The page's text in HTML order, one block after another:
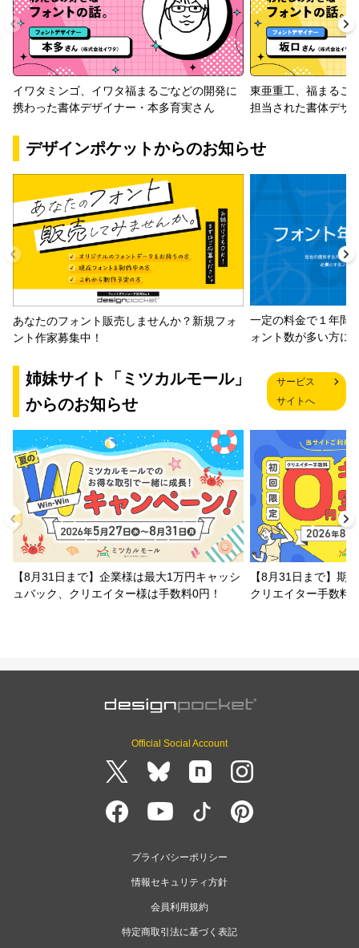
イワタミンゴ、イワタ福まるごなどの開発に
携わった書体デザイナー・本多育実さん
東亜重工、福まるご
担当された書体デザ
デザインポケットからのお知らせ
あなたのフォント販売しませんか？新規フォ
ント作家募集中！
一定の料金で１年間
ォント数が多い方に
姉妹サイト「ミツカルモール」
からのお知らせ
サービス
サイトへ
【8月31日まで】企業様は最大1万円キャッシ
ュバック、クリエイター様は手数料0円！
【8月31日まで】期
クリエイター手数料
Official Social Account
プライバシーポリシー
情報セキュリティ方針
会員利用規約
特定商取引法に基づく表記